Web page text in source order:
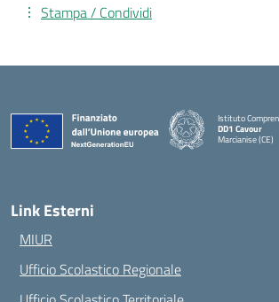
Stampa / Condividi
Istituto
DD1 Cavour
Marcianise (CE)
Link Esterni
MIUR
Ufficio Scolastico Regionale